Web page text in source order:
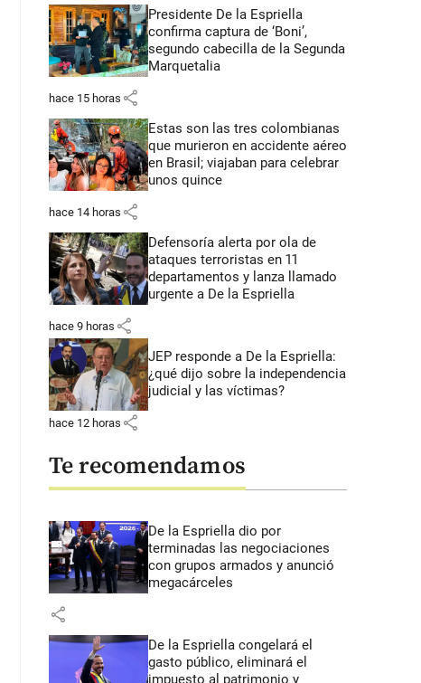
Presidente De la Espriella
confirma captura de ‘Boni’,
segundo cabecilla de la Segunda
Marquetalia
hace 15 horas share
Estas son las tres colombianas
que murieron en accidente aéreo
en Brasil; viajaban para celebrar
unos quince
hace 14 horas share
Defensoría alerta por ola de
ataques terroristas en 11
departamentos y lanza llamado
urgente a De la Espriella
hace 9 horas share
JEP responde a De la Espriella:
¿qué dijo sobre la independencia
judicial y las víctimas?
hace 12 horas share
Te recomendamos
De la Espriella dio por
terminadas las negociaciones
con grupos armados y anunció
megacárceles
share
De la Espriella congelará el
gasto público, eliminará el
impuesto al patrimonio y